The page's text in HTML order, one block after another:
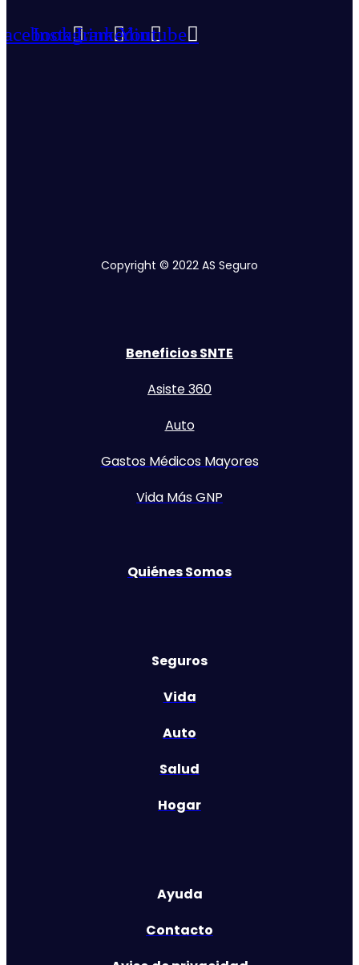
InstagramLinkedinYoutube
Copyright © 2022 AS Seguro
Beneficios SNTE
Asiste 360
Auto
Gastos Médicos Mayores
Vida Más GNP
Quiénes Somos
Seguros
Vida
Auto
Salud
Hogar
Ayuda
Contacto